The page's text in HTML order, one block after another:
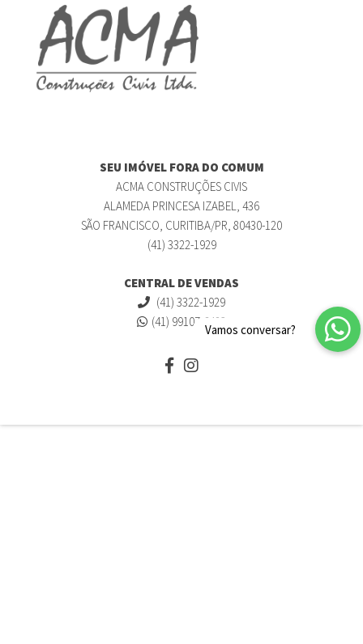
SEU IMÓVEL FORA DO COMUM
ACMA CONSTRUÇÕES CIVIS
ALAMEDA PRINCESA IZABEL, 436
SÃO FRANCISCO, CURITIBA/PR, 80430-120
(41) 3322-1929
CENTRAL DE VENDAS
(41) 3322-1929
(41) 99107-6483